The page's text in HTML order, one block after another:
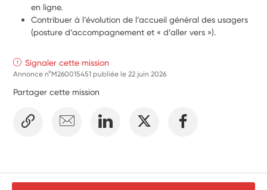
en ligne.
Contribuer à l’évolution de l’accueil général des usagers
(posture d’accompagnement et « d’aller vers »).
Signaler cette mission
Annonce n°M260015451 publiée le22 juin 2026
Partager cette mission